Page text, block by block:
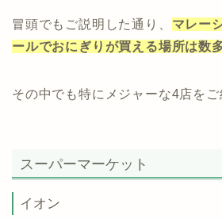
冒頭でもご説明した通り、 マレー
ールでおにぎりが買える場所は数
その中でも特にメジャーな4店をご
スーパーマーケット
イオン